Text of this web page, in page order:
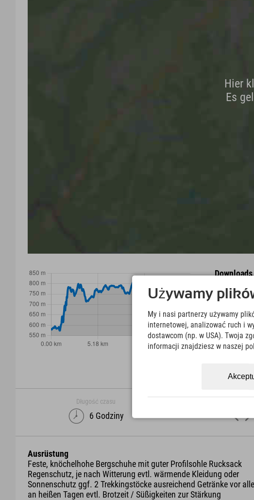
Hier
Es
Downloads
Wir
Długość czasu
6 Godziny
Ausrüstung
Feste, knöchelhohe Bergschuhe mit guter Profilsohle Rucksack
Regenschutz, je nach Witterung evtl. wärmende Kleidung oder
Sonnenschutz ggf. 2 Trekkingstöcke ausreichend Getränke vor
an heißen Tagen evtl. Brotzeit / Süßigkeiten zur Stärkung
Używamy
My i nasi partnerzy używamy
internetowej, analizować ruch i
dostawcom (np. w USA). Twoja
informacji znajdziesz w naszej